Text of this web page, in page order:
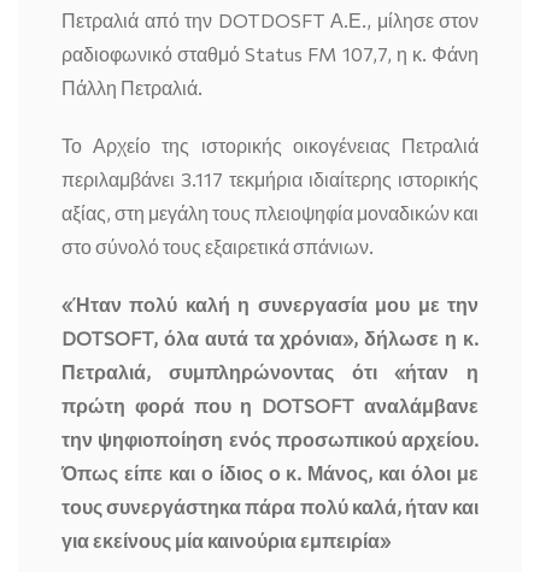
Πετραλιά από την DOTDOSFT Α.Ε., μίλησε στον
ραδιοφωνικό σταθμό Status FM 107,7, η κ. Φάνη
Πάλλη Πετραλιά.
Το Αρχείο της ιστορικής οικογένειας Πετραλιά
περιλαμβάνει 3.117 τεκμήρια ιδιαίτερης ιστορικής
αξίας, στη μεγάλη τους πλειοψηφία μοναδικών και
στο σύνολό τους εξαιρετικά σπάνιων.
«Ήταν πολύ καλή η συνεργασία μου με την
DOTSOFT, όλα αυτά τα χρόνια», δήλωσε η κ.
Πετραλιά, συμπληρώνοντας ότι «ήταν η
πρώτη φορά που η DOTSOFT αναλάμβανε
την ψηφιοποίηση ενός προσωπικού αρχείου.
Όπως είπε και ο ίδιος ο κ. Μάνος, και όλοι με
τους συνεργάστηκα πάρα πολύ καλά, ήταν και
για εκείνους μία καινούρια εμπειρία»